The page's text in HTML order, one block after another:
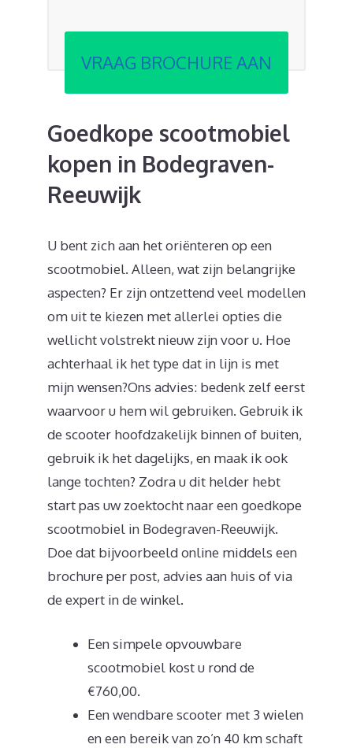
VRAAG BROCHURE AAN
Goedkope scootmobiel
kopen in Bodegraven-
Reeuwijk
U bent zich aan het oriënteren op een
scootmobiel. Alleen, wat zijn belangrijke
aspecten? Er zijn ontzettend veel modellen
om uit te kiezen met allerlei opties die
wellicht volstrekt nieuw zijn voor u. Hoe
achterhaal ik het type dat in lijn is met
mijn wensen?Ons advies: bedenk zelf eerst
waarvoor u hem wil gebruiken. Gebruik ik
de scooter hoofdzakelijk binnen of buiten,
gebruik ik het dagelijks, en maak ik ook
lange tochten? Zodra u dit helder hebt
start pas uw zoektocht naar een goedkope
scootmobiel in Bodegraven-Reeuwijk.
Doe dat bijvoorbeeld online middels een
brochure per post, advies aan huis of via
de expert in de winkel.
Een simpele opvouwbare
scootmobiel kost u rond de
€760,00.
Een wendbare scooter met 3 wielen
en een bereik van zo’n 40 km schaft